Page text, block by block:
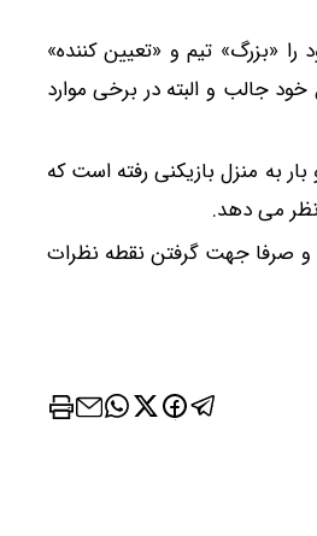
«بزرگ» تیم و «تعیین کننده»
جالب و البته در برخی موارد
به منزل بازیکنی رفته است که
نظر می دهد.
و صرفا جهت گرفتن نقطه نظرات
چین‌وچروک؛ مشاوره رایگان
فرم رو پر کن ✅